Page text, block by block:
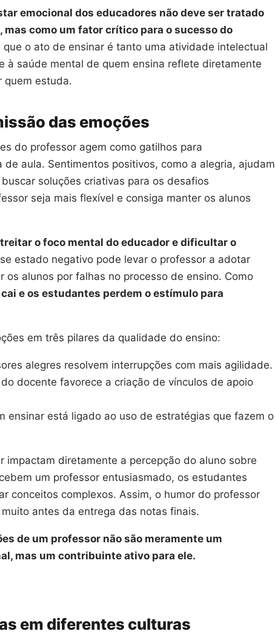
emocional dos educadores não deve ser tratado
como um fator crítico para o sucesso do
que o ato de ensinar é tanto uma atividade intelectual
à saúde mental de quem ensina reflete diretamente
quem estuda.
das emoções
do professor agem como gatilhos para
aula. Sentimentos positivos, como a alegria, ajudam
soluções criativas para os desafios
seja mais flexível e consiga manter os alunos
o foco mental do educador e dificultar o
estado negativo pode levar o professor a adotar
os alunos por falhas no processo de ensino. Como
e os estudantes perdem o estímulo para
em três pilares da qualidade do ensino:
alegres resolvem interrupções com mais agilidade.
docente favorece a criação de vínculos de apoio
ensinar está ligado ao uso de estratégias que fazem o
impactam diretamente a percepção do aluno sobre
um professor entusiasmado, os estudantes
conceitos complexos. Assim, o humor do professor
antes da entrega das notas finais.
de um professor não são meramente um
mas um contribuinte ativo para ele.
em diferentes culturas